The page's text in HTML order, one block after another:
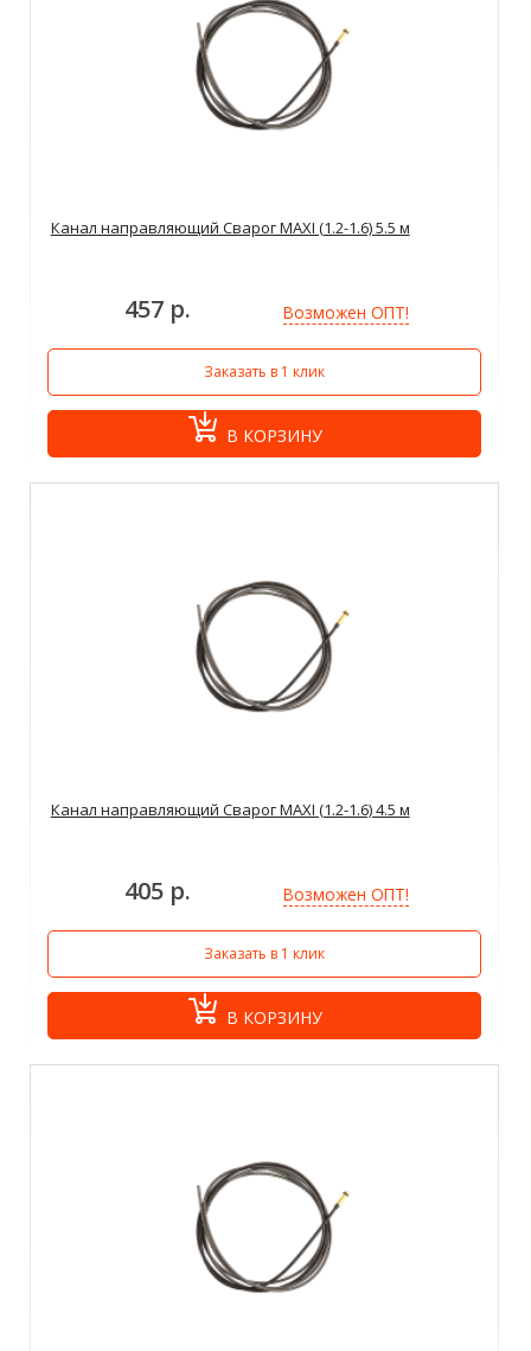
Канал направляющий Сварог MAXI (1.2-1.6) 5.5 м
457 р. Возможен ОПТ!
Заказать в 1 клик
В КОРЗИНУ
Канал направляющий Сварог MAXI (1.2-1.6) 4.5 м
405 р. Возможен ОПТ!
Заказать в 1 клик
В КОРЗИНУ